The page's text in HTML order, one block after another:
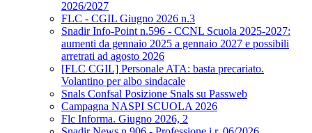
2026/2027
FLC - CGIL Giugno 2026 n.3
Snadir Info-Point n.596 - CCNL Scuola 2025-2027:
aumenti da gennaio 2025 a gennaio 2027 e possibili
arretrati ad agosto 2026
[FLC CGIL] Personale ATA: basta precariato.
Volantino per albo sindacale
Snals Confsal Posizione Snals su Passweb
Campagna NASPI SCUOLA 2026
Flc Informa. Giugno 2026, 2